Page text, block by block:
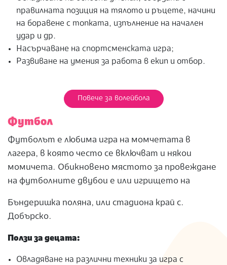
правилната позиция на тялото и ръцете, начини
на боравене с топката, изпълнение на начален
удар и др.
Насърчаване на спортсменската игра;
Развиване на умения за работа в екип и отбор.
Повече за волейбола
Футбол
Футболът е любима игра на момчетата в
лагера, в която често се включват и някои
момичета. Обикновено мястото за провеждане
на футболните двубои е или игрището на
Бъндеришка поляна, или стадиона край с.
Добърско.
Ползи за децата:
Овладяване на различни техники за игра с